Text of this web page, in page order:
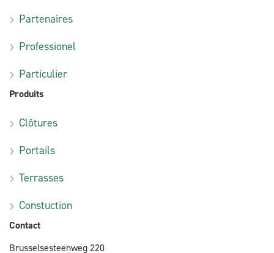
Partenaires
Professionel
Particulier
Produits
Clôtures
Portails
Terrasses
Constuction
Contact
Brusselsesteenweg 220